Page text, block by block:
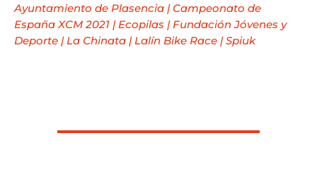
Ayuntamiento de Plasencia | Campeonato de
España XCM 2021 | Ecopilas | Fundación Jóvenes y
Deporte | La Chinata | Lalín Bike Race |Spiuk